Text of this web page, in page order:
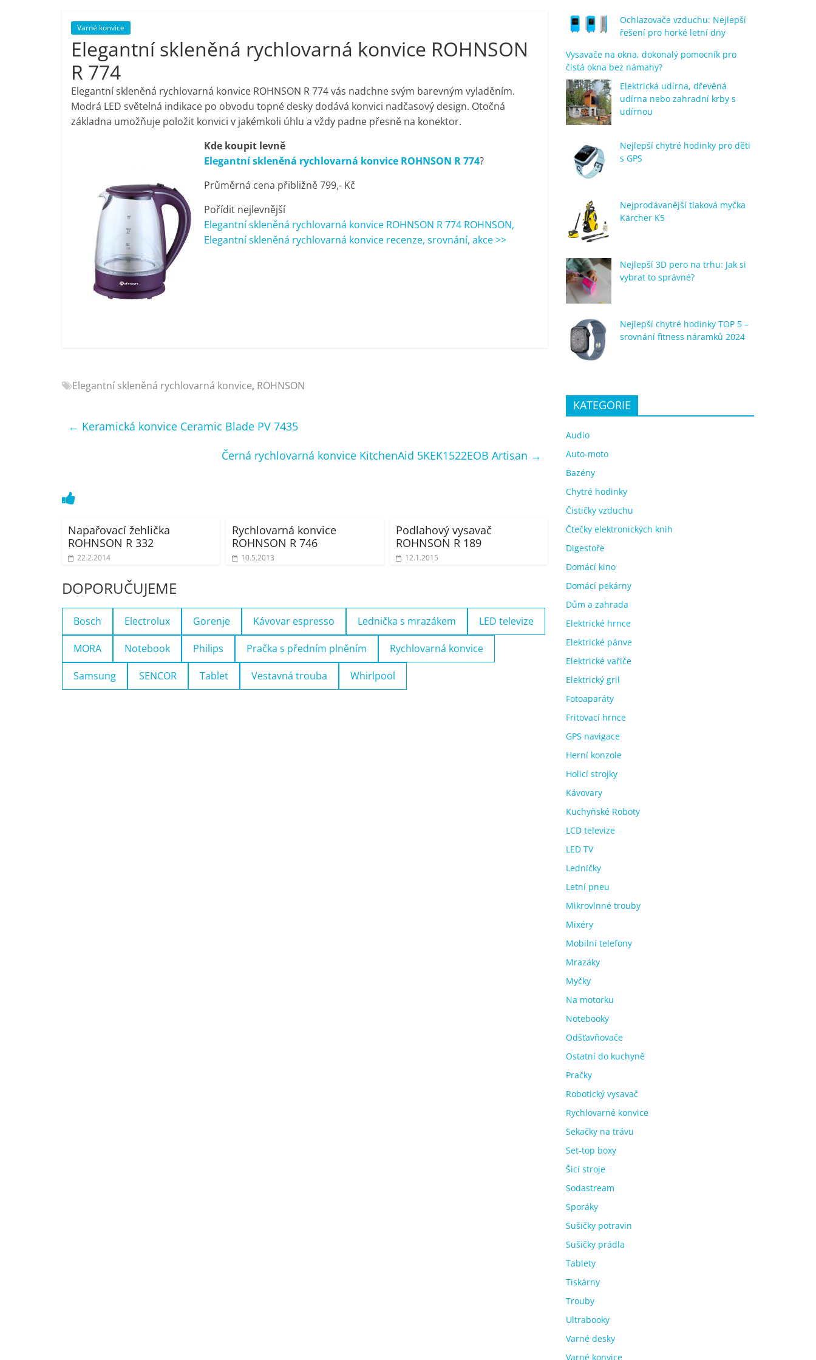
porovnání,
pračky,
televize,
notebooky,
telefony,
kávovary,
bazény
Nejlepší
elektronika
televize,
telefony,
Varné konvice
Elegantní skleněná rychlovarná konvice ROHNSON
R 774
Elegantní skleněná rychlovarná konvice ROHNSON R 774 vás nadchne svým barevným vyladěním.
Modrá LED světelná indikace po obvodu topné desky dodává konvici nadčasový design. Otočná
základna umožňuje položit konvici v jakémkoli úhlu a vždy padne přesně na konektor.
Kde koupit levně
Elegantní skleněná rychlovarná konvice ROHNSON R 774?
Průměrná cena přibližně 799,- Kč
Pořídit nejlevnější
Elegantní skleněná rychlovarná konvice ROHNSON R 774 ROHNSON,
Elegantní skleněná rychlovarná konvice recenze, srovnání, akce >>
Elegantní skleněná rychlovarná konvice, ROHNSON
← Keramická konvice Ceramic Blade PV 7435
Černá rychlovarná konvice KitchenAid 5KEK1522EOB Artisan →
Napařovací žehlička
ROHNSON R 332
22.2.2014
Rychlovarná konvice
ROHNSON R 746
10.5.2013
Podlahový vysavač
ROHNSON R 189
12.1.2015
DOPORUČUJEME
Bosch Electrolux Gorenje Kávovar espresso Lednička s mrazákem LED televize
MORA Notebook Philips Pračka s předním plněním Rychlovarná konvice
Samsung SENCOR Tablet Vestavná trouba Whirlpool
Ochlazovače vzduchu: Nejlepší
řešení pro horké letní dny
Vysavače na okna, dokonalý pomocník pro
čistá okna bez námahy?
Elektrická udírna, dřevěná
udírna nebo zahradní krby s
udírnou
Nejlepší chytré hodinky pro děti
s GPS
Nejprodávanější tlaková myčka
Kärcher K5
Nejlepší 3D pero na trhu: Jak si
vybrat to správné?
Nejlepší chytré hodinky TOP 5 –
srovnání fitness náramků 2024
KATEGORIE
Audio
Auto-moto
Bazény
Chytré hodinky
Čističky vzduchu
Čtečky elektronických knih
Digestoře
Domácí kino
Domácí pekárny
Dům a zahrada
Elektrické hrnce
Elektrické pánve
Elektrické vařiče
Elektrický gril
Fotoaparáty
Fritovací hrnce
GPS navigace
Herní konzole
Holicí strojky
Kávovary
Kuchyňské Roboty
LCD televize
LED TV
Ledničky
Letní pneu
Mikrovlnné trouby
Mixéry
Mobilní telefony
Mrazáky
Myčky
Na motorku
Notebooky
Odšťavňovače
Ostatní do kuchyně
Pračky
Robotický vysavač
Rychlovarné konvice
Sekačky na trávu
Set-top boxy
Šicí stroje
Sodastream
Sporáky
Sušičky potravin
Sušičky prádla
Tablety
Tiskárny
Trouby
Ultrabooky
Varné desky
Varné konvice